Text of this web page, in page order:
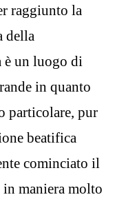
raggiunto la
della
è un luogo di
in quanto
particolare, pur
beatifica
cominciato il
maniera molto